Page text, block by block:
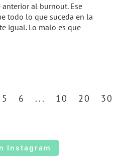
al burnout. Ese
todo lo que suceda en la
igual. Lo malo es que
5 6 ... 10 20 30
Instagram